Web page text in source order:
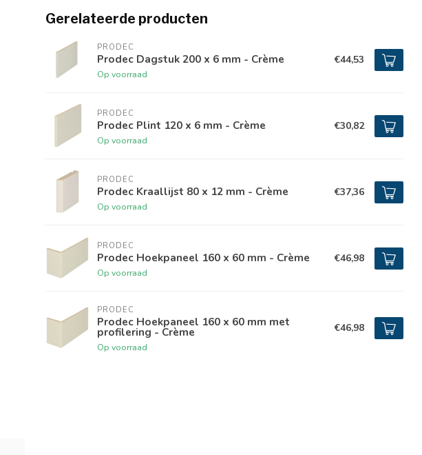
Gerelateerde producten
PRODEC
Prodec Dagstuk 200 x 6 mm - Crème
Op voorraad
€44,53
PRODEC
Prodec Plint 120 x 6 mm - Crème
Op voorraad
€30,82
PRODEC
Prodec Kraallijst 80 x 12 mm - Crème
Op voorraad
€37,36
PRODEC
Prodec Hoekpaneel 160 x 60 mm - Crème
Op voorraad
€46,98
PRODEC
Prodec Hoekpaneel 160 x 60 mm met
profilering - Crème
Op voorraad
€46,98